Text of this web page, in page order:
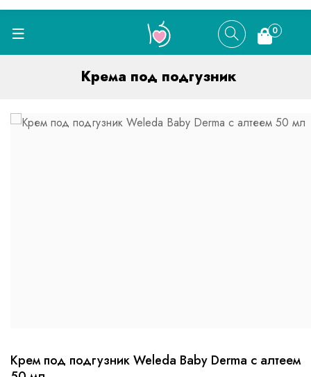
0
Крема под подгузник
Крем под подгузник Weleda Baby Derma с алтеем